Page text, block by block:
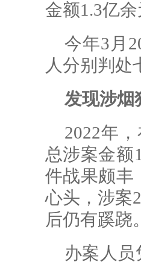
金额1.3亿余
今年3月
人分别判处
发现涉烟
2022年
总涉案金额
件战果颇丰
心头，涉案
后仍有蹊跷。
办案人